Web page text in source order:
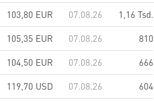
103,80 EUR 07.08.26
1,16 Tsd.
105,35 EUR 07.08.26
810
104,50 EUR 07.08.26
666
119,70 USD 07.08.26
604